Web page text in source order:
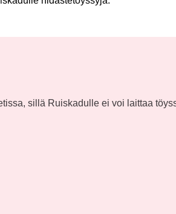
sillä Ruiskadulle ei voi laittaa